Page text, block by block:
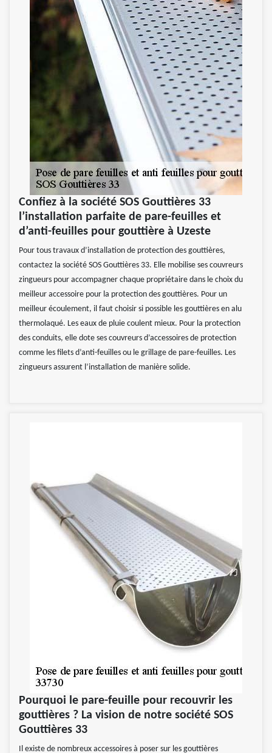
Confiez à la société SOS Gouttières 33
l’installation parfaite de pare-feuilles et
d’anti-feuilles pour gouttière à Uzeste
Pour tous travaux d’installation de protection des gouttières,
contactez la société SOS Gouttières 33. Elle mobilise ses couvreurs
zingueurs pour accompagner chaque propriétaire dans le choix du
meilleur accessoire pour la protection des gouttières. Pour un
meilleur écoulement, il faut choisir si possible les gouttières en alu
thermolaqué. Les eaux de pluie coulent mieux. Pour la protection
des conduits, elle dote ses couvreurs d’accessoires de protection
comme les filets d’anti-feuilles ou le grillage de pare-feuilles. Les
zingueurs assurent l’installation de manière solide.
Pourquoi le pare-feuille pour recouvrir les
gouttières ? La vision de notre société SOS
Gouttières 33
Il existe de nombreux accessoires à poser sur les gouttières